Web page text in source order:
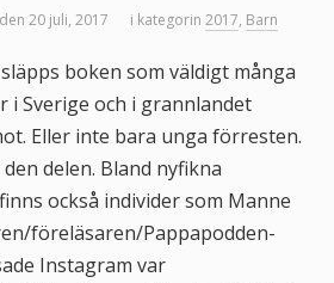
den 20 juli, 2017 i kategorin 2017, Barn
boken som väldigt många
i Sverige och i grannlandet
Eller inte bara unga förresten.
delen. Bland nyfikna
också individer som Manne
föreläsaren/Pappapodden-
Instagram var